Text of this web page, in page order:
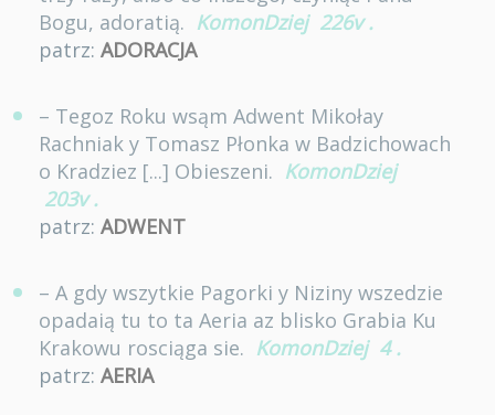
Bogu, adoratią. KomonDziej 226v .
patrz: ADORACJA
– Tegoz Roku wsąm Adwent Mikołay
Rachniak y Tomasz Płonka w Badzichowach
o Kradziez [...] Obieszeni. KomonDziej
203v .
patrz: ADWENT
– A gdy wszytkie Pagorki y Niziny wszedzie
opadaią tu to ta Aeria az blisko Grabia Ku
Krakowu rosciąga sie. KomonDziej 4 .
patrz: AERIA